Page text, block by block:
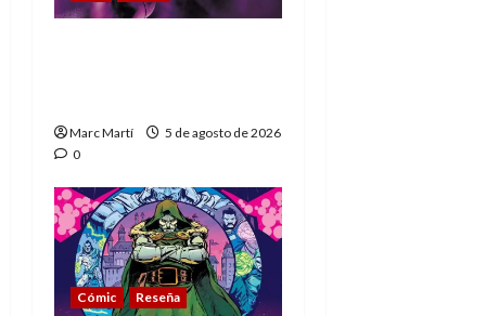
Marc Martí
5 de agosto de 2026
0
Cómic Reseña